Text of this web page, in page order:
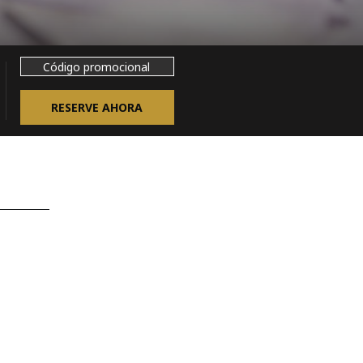
Código
RESERVE AHORA